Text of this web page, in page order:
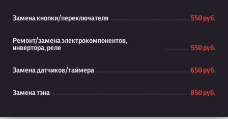
Замена кнопки/переключателя 550 руб.
Ремонт/замена электрокомпонентов,
инвертора, реле
550 руб.
Замена датчиков/таймера 650 руб.
Замена тэна 850 руб.